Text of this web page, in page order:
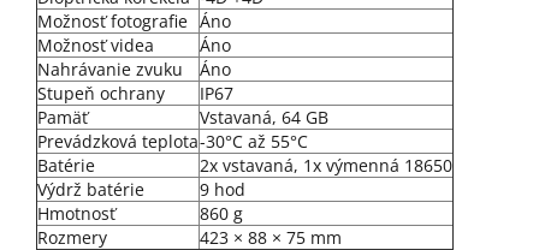
Možnosť fotografie Áno
Možnosť videa
Áno
Nahrávanie zvuku
Áno
Stupeň ochrany
IP67
Pamäť
Vstavaná, 64 GB
Prevádzková teplota-30°C až 55°C
Batérie
2x vstavaná, 1x výmenná 18650
Výdrž batérie
9 hod
Hmotnosť
860 g
Rozmery
423 × 88 × 75 mm